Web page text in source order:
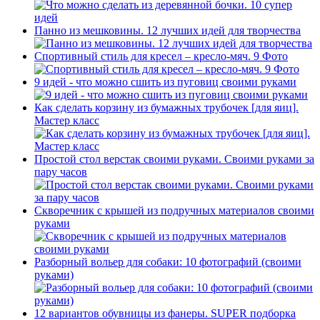
Панно из мешковины. 12 лучших идей для творчества
Спортивный стиль для кресел – кресло-мяч. 9 Фото
9 идей - что можно сшить из пуговиц своими руками
Как сделать корзину из бумажных трубочек [для яиц].
Мастер класс
Простой стол верстак своими руками. Своими руками за
пару часов
Скворечник с крышей из подручных материалов своими
руками
Разборный вольер для собаки: 10 фотографий (своими
руками)
12 вариантов обувницы из фанеры. SUPER подборка